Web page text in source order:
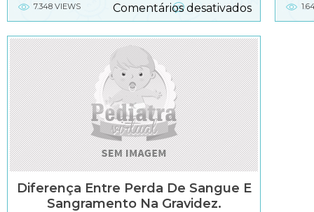
7.348 VIEWS
Comentários desativadosem
de
escape
(Spotting)
Diferença Entre Perda De Sangue E
Sangramento Na Gravidez.